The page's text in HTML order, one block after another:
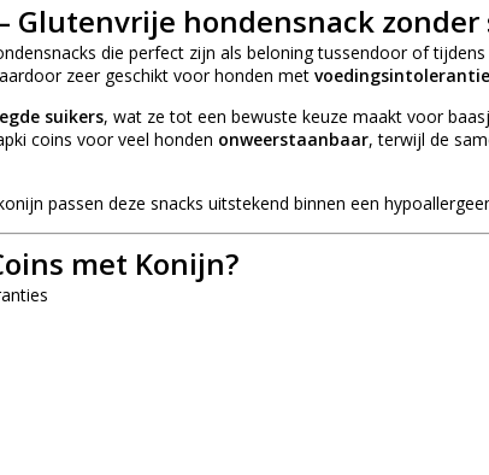
Glutenvrije hondensnack
die perfect zijn als beloning tussendoor of
zeer geschikt voor honden met
suikers, wat ze tot een bewuste keuze maakt voor
coins voor veel honden onweerstaanbaar, terwijl de
passen deze snacks uitstekend binnen een
met Konijn?